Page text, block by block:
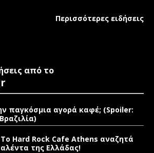
Περισσότερες ειδήσεις
από το
παγκόσμια αγορά καφέ; (Spoiler:
Hard Rock Cafe Athens αναζητά
της Ελλάδας!